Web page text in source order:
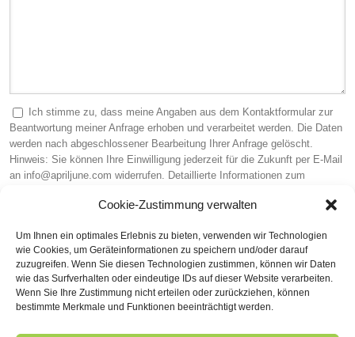
Cookie-Zustimmung verwalten
Um Ihnen ein optimales Erlebnis zu bieten, verwenden wir Technologien
wie Cookies, um Geräteinformationen zu speichern und/oder darauf
zuzugreifen. Wenn Sie diesen Technologien zustimmen, können wir Daten
wie das Surfverhalten oder eindeutige IDs auf dieser Website verarbeiten.
Wenn Sie Ihre Zustimmung nicht erteilen oder zurückziehen, können
bestimmte Merkmale und Funktionen beeinträchtigt werden.
Ich stimme zu, dass meine Angaben aus dem Kontaktformular zur
Beantwortung meiner Anfrage erhoben und verarbeitet werden. Die Daten
werden nach abgeschlossener Bearbeitung Ihrer Anfrage gelöscht.
Hinweis: Sie können Ihre Einwilligung jederzeit für die Zukunft per E-Mail
an info@apriljune.com widerrufen. Detaillierte Informationen zum